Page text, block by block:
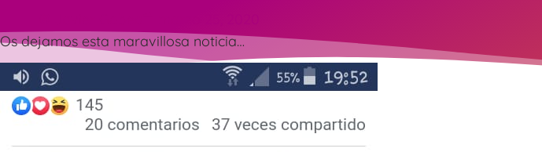
Os dejamos esta maravillosa noticia…